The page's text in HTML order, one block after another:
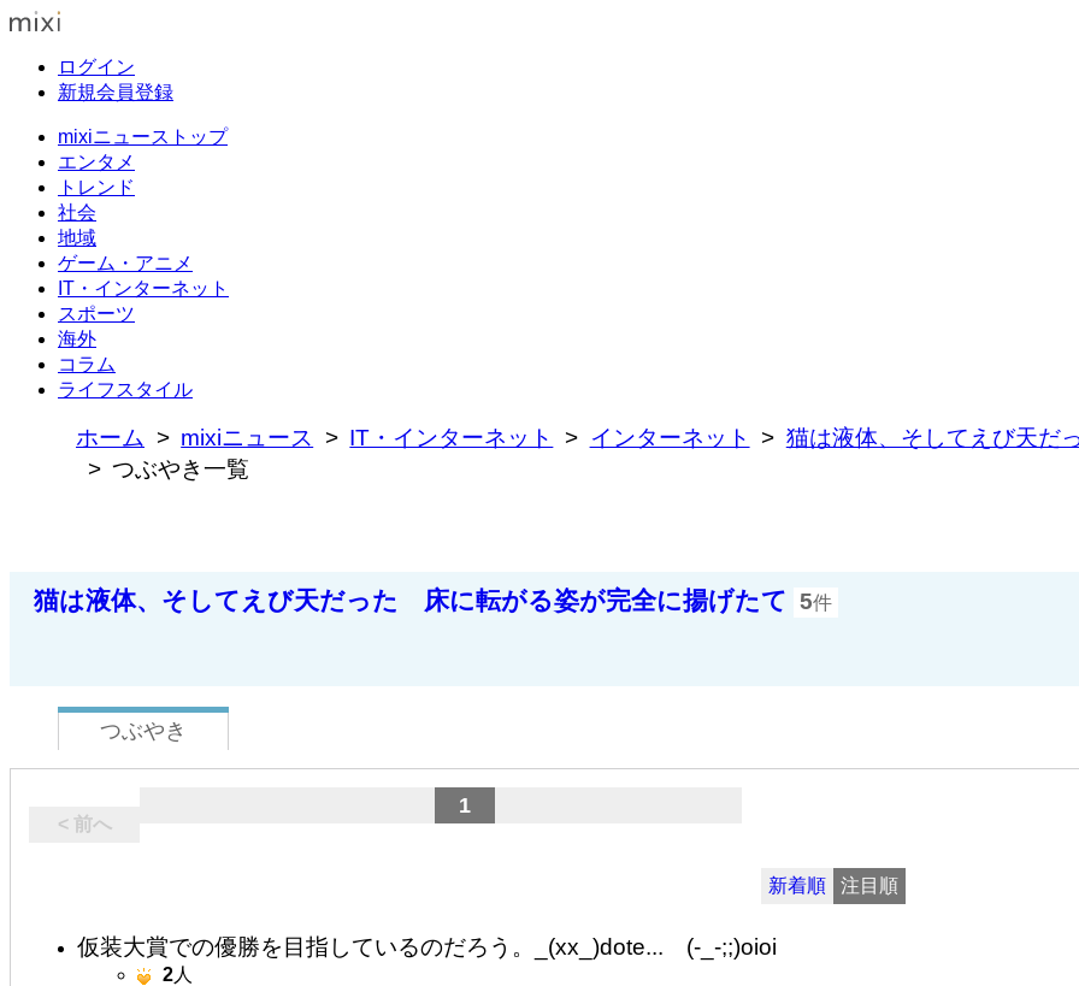
ログイン
新規会員登録
mixiニューストップ
エンタメ
トレンド
社会
地域
ゲーム・アニメ
IT・インターネット
スポーツ
海外
コラム
ライフスタイル
ホーム mixiニュース IT・インターネット インターネット
猫は液体、そしてえび天だ
つぶやき一覧
猫は液体、そしてえび天だった 床に転がる姿が完全に揚げたて 5件
つぶやき
< 前へ
1
新着順 注目順
仮装大賞での優勝を目指しているのだろう。_(xx_)dote...ゞ(-_-;;)oioi
2人